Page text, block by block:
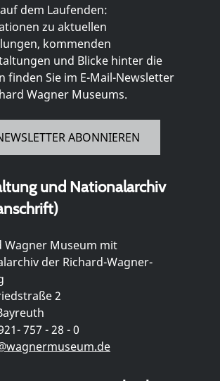
dem Laufenden:
zu aktuellen
kommenden
und Blicke hinter die
finden Sie im E-Mail-Newsletter
Wagner Museums.
ABONNIEREN
und Nationalarchiv
Wagner Museum mit
der Richard-Wagner-
2
757 - 28 - 0